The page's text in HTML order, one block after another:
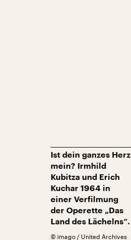
Ist dein ganzes Herz
mein? Irmhild
Kubitza und Erich
Kuchar 1964 in
einer Verfilmung
der Operette „Das
Land des Lächelns“.
© imago / United Archives